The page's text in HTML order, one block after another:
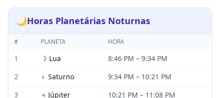
🌙Horas Planetárias Noturnas
# PLANETA HORA
1 ☽ Lua 8:46 PM – 9:34 PM
2
♄ Saturno 9:34 PM – 10:21 PM
3
♃ Júpiter 10:21 PM – 11:08 PM